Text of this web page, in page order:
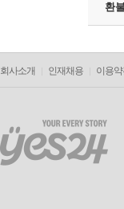
환
회사소개 인재채용 이용